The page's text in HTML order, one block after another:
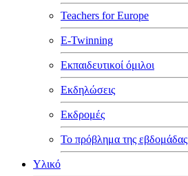
Teachers for Europe
E-Twinning
Εκπαιδευτικοί όμιλοι
Εκδηλώσεις
Εκδρομές
Το πρόβλημα της εβδομάδας
Υλικό